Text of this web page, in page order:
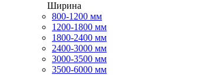
Ширина
800-1200 мм
1200-1800 мм
1800-2400 мм
2400-3000 мм
3000-3500 мм
3500-6000 мм